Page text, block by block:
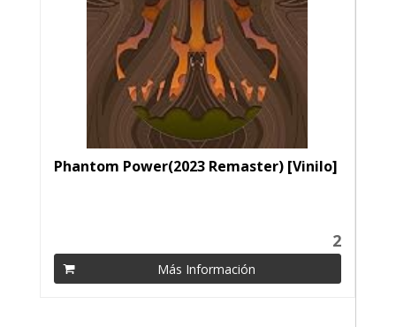
Phantom Power(2023 Remaster) [Vinilo]
2
Más Información